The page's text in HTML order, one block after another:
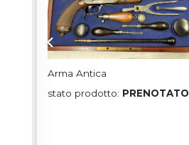
Arma Antica
stato prodotto: PRENOTATO